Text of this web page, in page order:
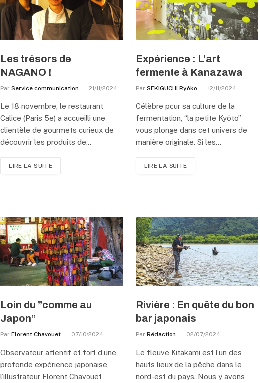
Les trésors de
NAGANO !
Par Service communication 21/11/2024
Le 18 novembre, le restaurant
Calice (Paris 5e) a accueilli une
clientèle de gourmets curieux de
découvrir les produits de…
LIRE LA SUITE
Expérience : L’art
fermente à Kanazawa
Par SEKIGUCHI Ryôko 12/11/2024
Célèbre pour sa culture de la
fermentation, “la petite Kyôto”
vous plonge dans cet univers de
manière originale. Si les…
LIRE LA SUITE
Loin du ”comme au
Japon”
Par Florent Chavouet 07/10/2024
Observateur attentif et fort d’une
profonde expérience japonaise,
l’illustrateur Florent Chavouet
Rivière : En quête du bon
bar japonais
Par Rédaction 02/07/2024
Le fleuve Kitakami est l’un des
hauts lieux de la pêche dans le
nord-est du pays. Nous y avons